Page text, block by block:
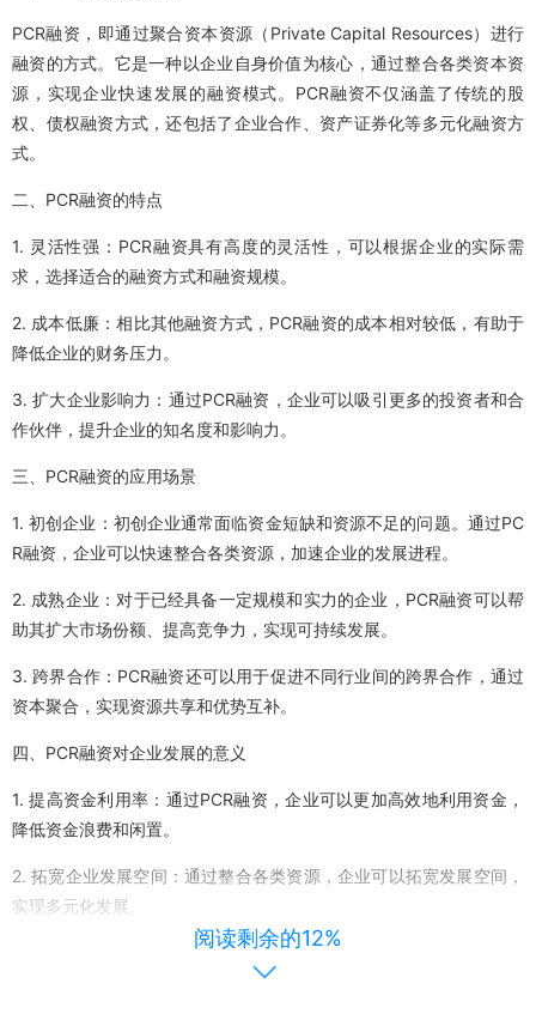
PCR融资，即通过聚合资本资源（Private Capital Resources）进行
融资的方式。它是一种以企业自身价值为核心，通过整合各类资本资
源，实现企业快速发展的融资模式。PCR融资不仅涵盖了传统的股
权、债权融资方式，还包括了企业合作、资产证券化等多元化融资方
式。
二、PCR融资的特点
1. 灵活性强：PCR融资具有高度的灵活性，可以根据企业的实际需
求，选择适合的融资方式和融资规模。
2. 成本低廉：相比其他融资方式，PCR融资的成本相对较低，有助于
降低企业的财务压力。
3. 扩大企业影响力：通过PCR融资，企业可以吸引更多的投资者和合
作伙伴，提升企业的知名度和影响力。
三、PCR融资的应用场景
1. 初创企业：初创企业通常面临资金短缺和资源不足的问题。通过PC
R融资，企业可以快速整合各类资源，加速企业的发展进程。
2. 成熟企业：对于已经具备一定规模和实力的企业，PCR融资可以帮
助其扩大市场份额、提高竞争力，实现可持续发展。
3. 跨界合作：PCR融资还可以用于促进不同行业间的跨界合作，通过
资本聚合，实现资源共享和优势互补。
四、PCR融资对企业发展的意义
1. 提高资金利用率：通过PCR融资，企业可以更加高效地利用资金，
降低资金浪费和闲置。
2. 拓宽企业发展空间：通过整合各类资源，企业可以拓宽发展空间，
实现多元化发展。
3. 增强企业竞争力：PCR融资有助于企业吸引更多的投资者和合作伙
伴，提升企业的竞争力和市场地位。
阅读剩余的12%